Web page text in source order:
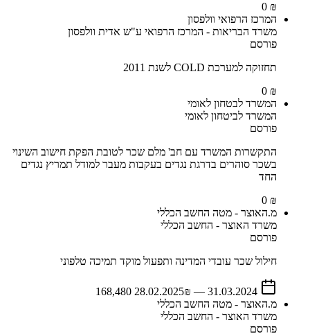
₪ 0
המרכז הרפואי וולפסון
משרד הבריאות - המרכז הרפואי ע"ש אדית וולפסון
פורסם
תחזוקה למערכת COLD לשנת 2011
₪ 0
המשרד לבטחון לאומי
המשרד לביטחון לאומי
פורסם
התקשרות המשרד עם חב' מלם שכר לטובת הפקת חישוב השינוי
בשכר סוהרים בדרגת נגדים בעקבות מעבר למודל תמריץ נגדים
החד
₪ 0
מ.האוצר - מטה החשב הכללי
משרד האוצר - החשב הכללי
פורסם
חילול שכר עובדי המדינה ותפעול מוקד תמיכה טלפוני
31.03.2024
—
28.02.2025₪ 168,480
מ.האוצר - מטה החשב הכללי
משרד האוצר - החשב הכללי
פורסם